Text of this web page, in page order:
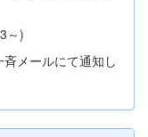
～)
メールにて通知し